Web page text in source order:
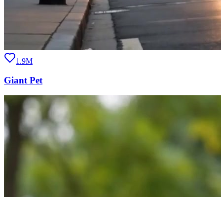
1.9M
Giant Pet